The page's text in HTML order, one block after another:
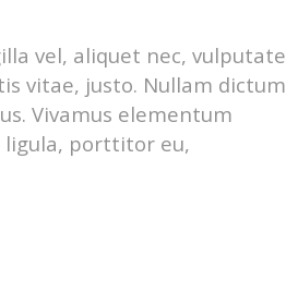
vel, aliquet nec, vulputate
vitae, justo. Nullam dictum
Vivamus elementum
ligula, porttitor eu,